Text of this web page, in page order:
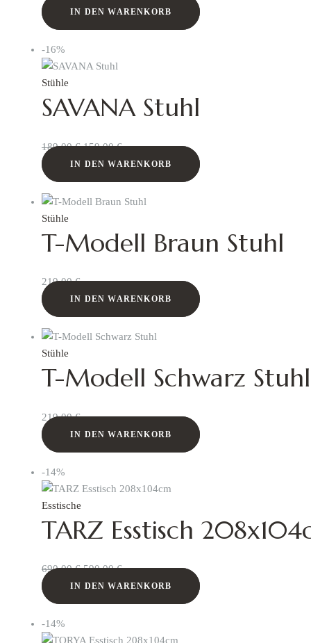
IN DEN WARENKORB
-16%
Stühle
SAVANA Stuhl
189,00€ 159,00€
IN DEN WARENKORB
Stühle
T-Modell Braun Stuhl
219,00€
IN DEN WARENKORB
Stühle
T-Modell Schwarz Stuhl
219,00€
IN DEN WARENKORB
-14%
Esstische
TARZ Esstisch
690,00€ 590,00€
IN DEN WARENKORB
-14%